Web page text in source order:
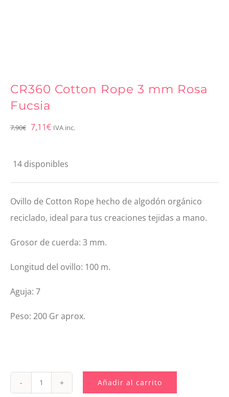
CR360 Cotton Rope 3 mm Rosa
Fucsia
7,90€ El
original
7,11€El
actual
IVA inc.
14 disponibles
Ovillo de Cotton Rope hecho de algodón orgánico
reciclado, ideal para tus creaciones tejidas a mano.
Grosor de cuerda: 3 mm.
Longitud del ovillo: 100 m.
Aguja: 7
Peso: 200 Gr aprox.
Añadir al carrito